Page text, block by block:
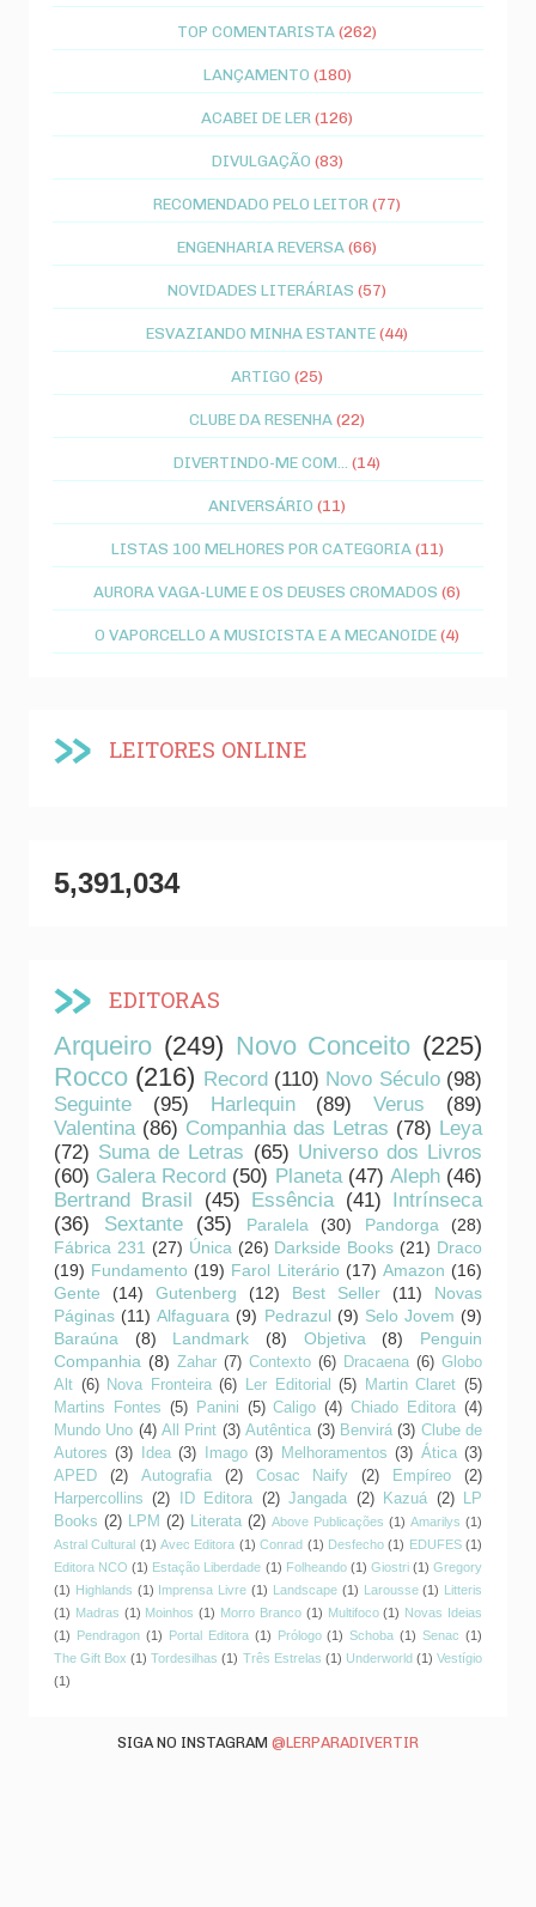
TOP COMENTARISTA(262)
LANÇAMENTO (180)
ACABEI DE LER(126)
DIVULGAÇÃO (83)
RECOMENDADO PELO LEITOR(77)
ENGENHARIA REVERSA(66)
NOVIDADES LITERÁRIAS (57)
ESVAZIANDO MINHA ESTANTE(44)
ARTIGO (25)
CLUBE DA RESENHA(22)
DIVERTINDO-ME COM... (14)
ANIVERSÁRIO (11)
LISTAS 100 MELHORES POR CATEGORIA (11)
AURORA VAGA-LUME E OS DEUSES CROMADOS (6)
O VAPORCELLO A MUSICISTA E A MECANOIDE(4)
LEITORES ONLINE
5,391,034
EDITORAS
Arqueiro (249) Novo Conceito (225)
Rocco (216) Record (110) Novo Século (98)
Seguinte
(95) Harlequin (89) Verus
(89)
Valentina (86) Companhia das Letras (78) Leya
(72) Suma de Letras (65) Universo dos Livros
(60) Galera Record (50) Planeta (47) Aleph (46)
Bertrand Brasil
(45) Essência (41)
Intrínseca
(36)
Sextante (35) Paralela (30) Pandorga
(28)
Fábrica 231 (27) Única (26) Darkside Books (21) Draco
(19) Fundamento (19) Farol Literário (17) Amazon (16)
Gente
(14) Gutenberg (12) Best Seller (11)
Novas
Páginas (11) Alfaguara (9) Pedrazul (9) Selo Jovem (9)
Baraúna
(8) Landmark (8) Objetiva (8)
Penguin
Companhia (8) Zahar (7) Contexto (6) Dracaena (6) Globo
Alt (6) Nova Fronteira (6) Ler Editorial (5) Martin Claret (5)
Martins Fontes (5) Panini (5) Caligo (4) Chiado Editora (4)
Mundo Uno (4) All Print (3) Autêntica (3) Benvirá (3) Clube de
Autores (3) Idea (3) Imago (3) Melhoramentos (3) Ática (3)
APED
(2) Autografia (2) Cosac Naify (2) Empíreo
(2)
Harpercollins
(2) ID Editora (2) Jangada (2) Kazuá (2)
LP
Books (2) LPM (2) Literata (2) Above Publicações (1) Amarilys (1)
Astral Cultural (1) Avec Editora (1) Conrad (1) Desfecho (1) EDUFES (1)
Editora NCO (1) Estação Liberdade (1) Folheando (1) Giostri (1) Gregory
(1) Highlands (1) Imprensa Livre (1) Landscape (1) Larousse (1)
Litteris
(1) Madras (1) Moinhos (1) Morro Branco (1) Multifoco (1) Novas Ideias
(1)
Pendragon (1) Portal Editora (1) Prólogo (1) Schoba (1) Senac (1)
The Gift Box (1) Tordesilhas (1) Três Estrelas (1) Underworld (1) Vestígio
(1)
SIGA NO INSTAGRAM @LERPARADIVERTIR